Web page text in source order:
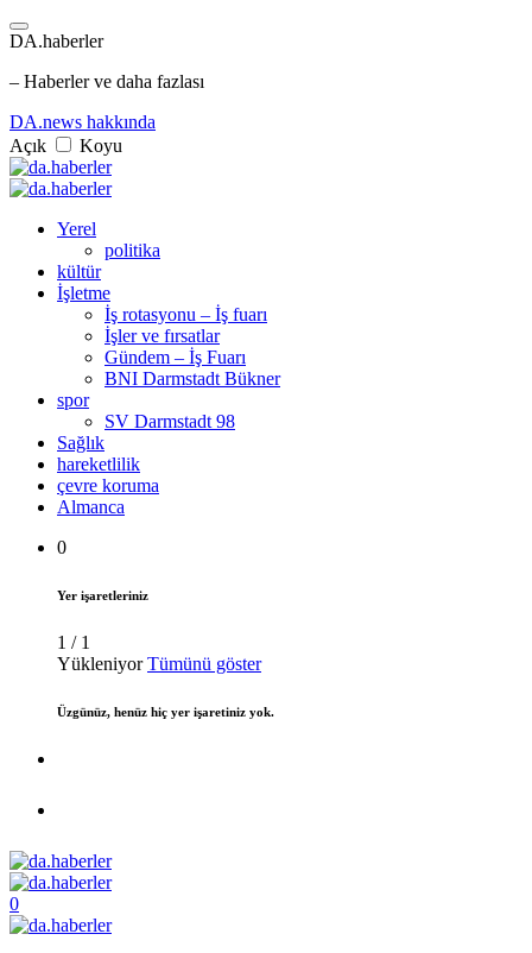
DA.haberler
– Haberler ve daha fazlası
DA.news hakkında
Açık
Koyu
Yerel
politika
kültür
İşletme
İş rotasyonu – İş fuarı
İşler ve fırsatlar
Gündem – İş Fuarı
BNI Darmstadt Bükner
spor
SV Darmstadt 98
Sağlık
hareketlilik
çevre koruma
Almanca
0
Yer işaretleriniz
1 / 1
YükleniyorTümünü göster
Üzgünüz, henüz hiç yer işaretiniz yok.
0